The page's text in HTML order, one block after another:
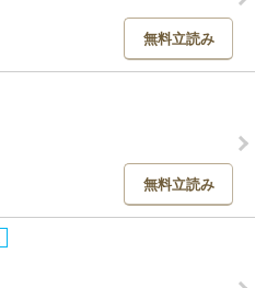
無料立読み
無料立読み